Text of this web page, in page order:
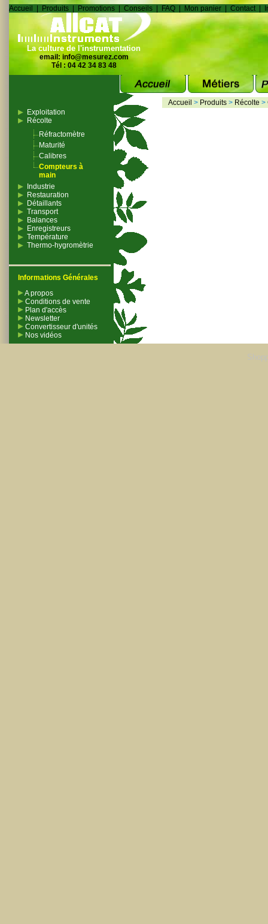
La culture de l'instrumentation
email: info@mesurez.com
Tél : 04 42 34 83 48
Accueil Produits Promotions Conseils FAQ Mon panier Contact
Exploitation
Récolte
Réfractomètre
Maturité
Calibres
Compteurs à
main
Industrie
Restauration
Détaillants
Transport
Balances
Enregistreurs
Température
Thermo-hygromètrie
Informations Générales
A propos
Conditions de vente
Plan d'accès
Newsletter
Convertisseur d'unités
Nos vidéos
Accueil > Produits > Récolte >